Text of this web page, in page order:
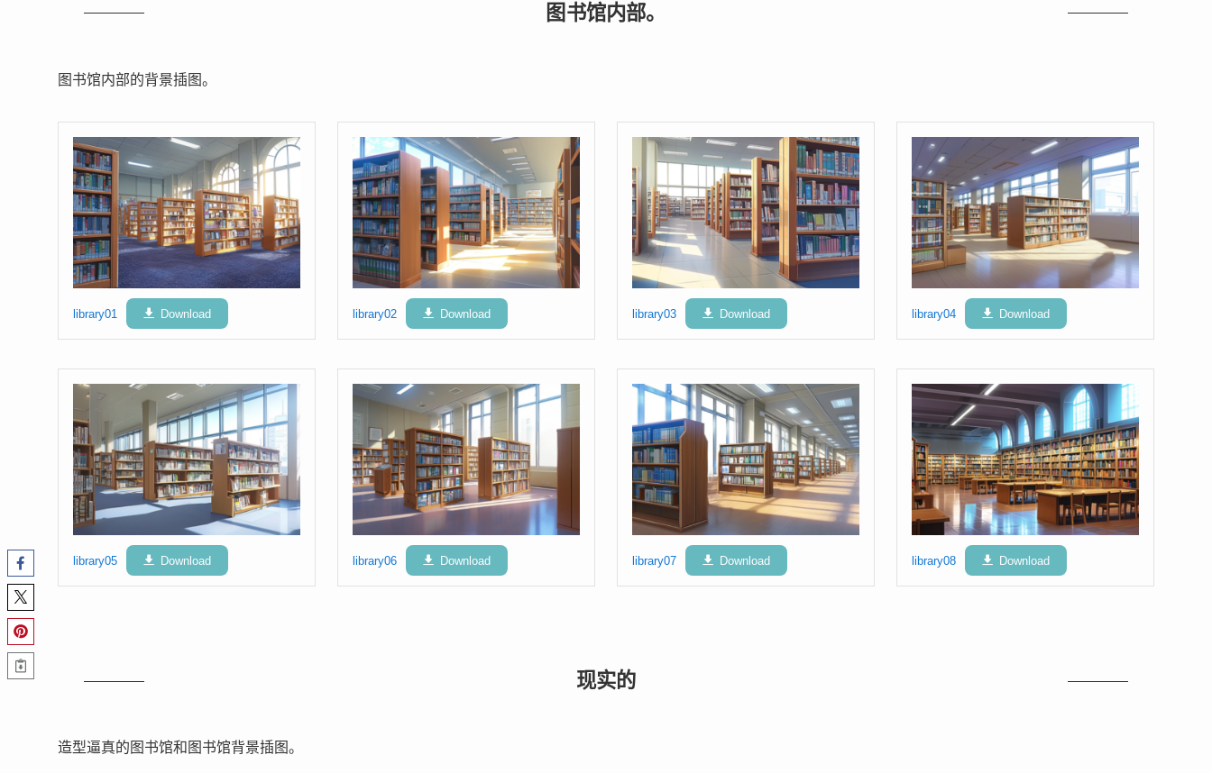
图书馆内部。
图书馆内部的背景插图。
library01 Download library02 Download library03 Download library04 Download
library05 Download library06 Download library07 Download library08 Download
现实的
造型逼真的图书馆和图书馆背景插图。